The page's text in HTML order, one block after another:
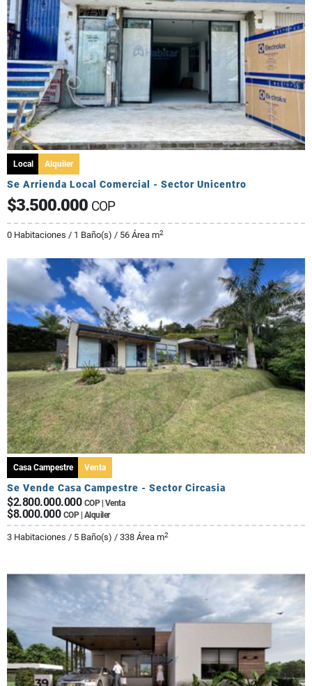
Local Alquiler
Se Arrienda Local Comercial - Sector Unicentro
$3.500.000 COP
0 Habitaciones / 1 Baño(s) / 56 Área m2
Casa Campestre Venta
Se Vende Casa Campestre - Sector Circasia
$2.800.000.000 COP | Venta
$8.000.000 COP | Alquiler
3 Habitaciones / 5 Baño(s) / 338 Área m2